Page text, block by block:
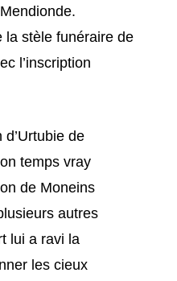
la stèle funéraire de
l’inscription
de
temps vray
de Moneins
autres
lui a ravi la
les cieux